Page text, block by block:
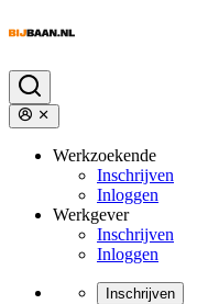
Werkzoekende
Inschrijven
Inloggen
Werkgever
Inschrijven
Inloggen
Inschrijven